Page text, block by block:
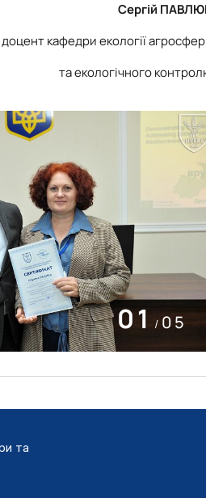
Сергій
доцент кафедри екології
та екологічного
01 / 05
та